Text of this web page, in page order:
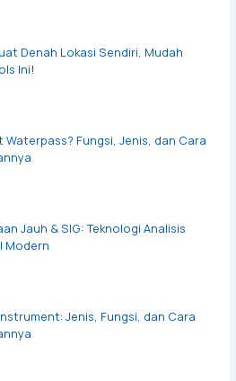
Denah Lokasi Sendiri, Mudah
Ini!
Waterpass? Fungsi, Jenis, dan Cara
Jauh & SIG: Teknologi Analisis
Modern
Jenis, Fungsi, dan Cara